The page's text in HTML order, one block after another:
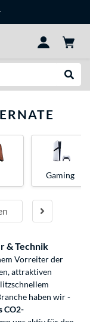
Gaming
& Technik
Vorreiter der
attraktiven
haben wir -
CO2-